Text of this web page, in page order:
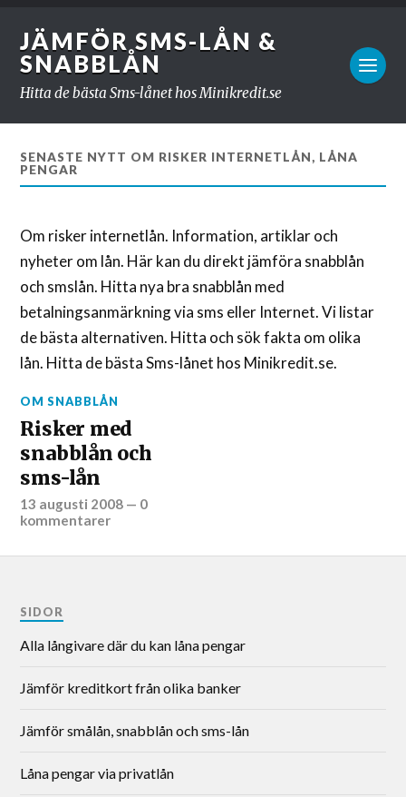
JÄMFÖR SMS-LÅN &
SNABBLÅN
Hitta de bästa Sms-lånet hos Minikredit.se
SENASTE NYTT OM RISKER INTERNETLÅN, LÅNA
PENGAR
Om risker internetlån. Information, artiklar och
nyheter om lån. Här kan du direkt jämföra snabblån
och smslån. Hitta nya bra snabblån med
betalningsanmärkning via sms eller Internet. Vi listar
de bästa alternativen. Hitta och sök fakta om olika
lån. Hitta de bästa Sms-lånet hos Minikredit.se.
OM SNABBLÅN
Risker med
snabblån och
sms-lån
13 augusti 2008 — 0
kommentarer
SIDOR
Alla långivare där du kan låna pengar
Jämför kreditkort från olika banker
Jämför smålån, snabblån och sms-lån
Låna pengar via privatlån